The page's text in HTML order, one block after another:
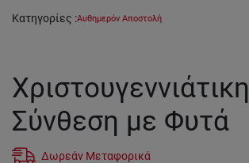
Κατηγορίες :Αυθημερόν Αποστολή
Χριστουγεννιάτικη
Σύνθεση με Φυτά
Δωρεάν Μεταφορικά